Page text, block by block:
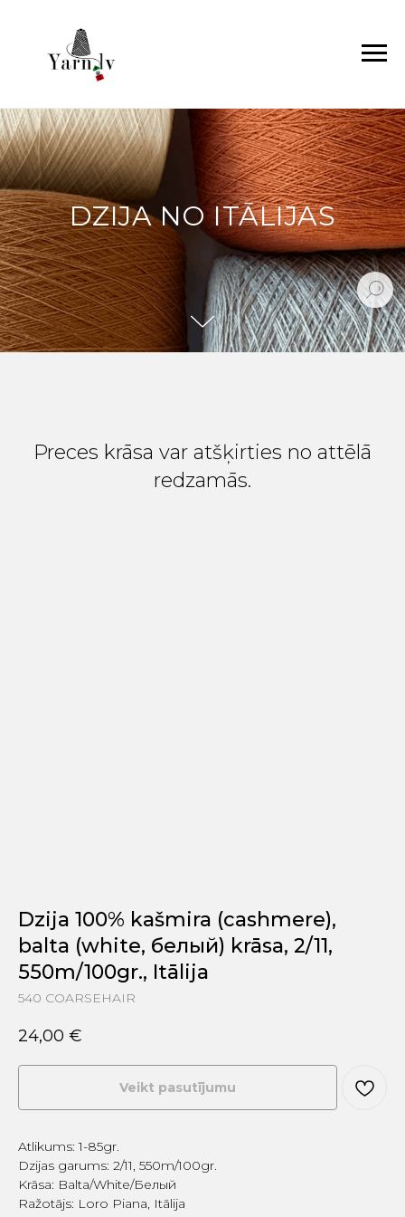
DZIJA NO ITĀLIJAS
Preces krāsa var atšķirties no attēlā
redzamās.
Dzija 100% kašmira (cashmere),
balta (white, белый) krāsa, 2/11,
550m/100gr., Itālija
540 COARSEHAIR
24,00 €
Veikt pasutījumu
Atlikums: 1-85gr.
Dzijas garums: 2/11, 550m/100gr.
Krāsa: Balta/White/Белый
Ražotājs: Loro Piana, Itālija